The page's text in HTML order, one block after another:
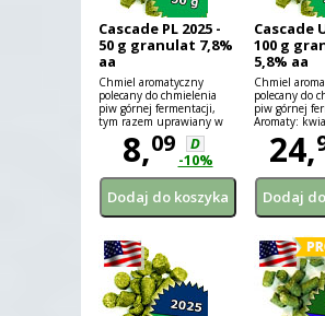
Cascade PL 2025 -
50 g granulat 7,8%
aa
Chmiel aromatyczny
polecany do chmielenia
piw górnej fermentacji,
tym razem uprawiany w
Polsce!8,09
D
-10%
Cascade
100 g
5,8% aa
Chmiel
polecany do
piw górnej
Aromaty:
24,